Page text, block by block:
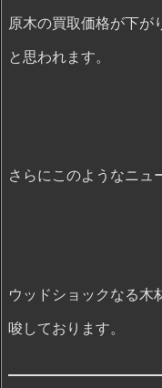
原木の買取価格が下が
と思われます。
さらにこのようなニュ
ウッドショックなる木
唆しております。